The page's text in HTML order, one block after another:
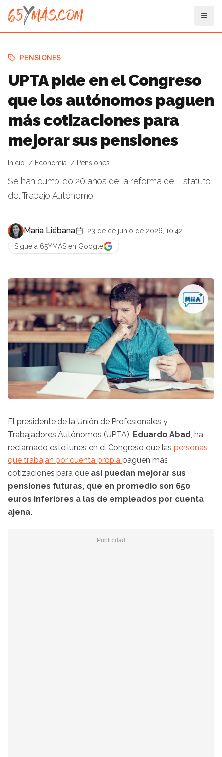
PENSIONES
UPTA pide en el Congreso
que los autónomos paguen
más cotizaciones para
mejorar sus pensiones
Inicio Economía Pensiones
Se han cumplido 20 años de la reforma del Estatuto
del Trabajo Autónomo
María Liébana
23 de de junio de 2026, 10:42
Sigue a 65YMÁS en Google
El presidente de la Unión de Profesionales y
Trabajadores Autónomos (UPTA), Eduardo Abad, ha
reclamado este lunes en el Congreso que las personas
que trabajan por cuenta propia paguen más
cotizaciones para que así puedan mejorar sus
pensiones futuras, que en promedio son 650
euros inferiores a las de empleados por cuenta
ajena.